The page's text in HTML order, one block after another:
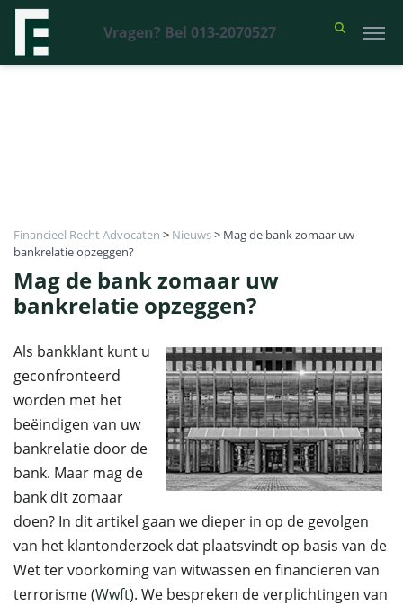
Vragen? Bel 013-2070527
Financieel Recht Advocaten > Nieuws> Mag de bank zomaar uw
bankrelatie opzeggen?
Mag de bank zomaar uw
bankrelatie opzeggen?
Als bankklant kunt u
geconfronteerd
worden met het
beëindigen van uw
bankrelatie door de
bank. Maar mag de
bank dit zomaar
doen? In dit artikel gaan we dieper in op de gevolgen
van het klantonderzoek dat plaatsvindt op basis van de
Wet ter voorkoming van witwassen en financieren van
terrorisme (Wwft). We bespreken de verplichtingen van